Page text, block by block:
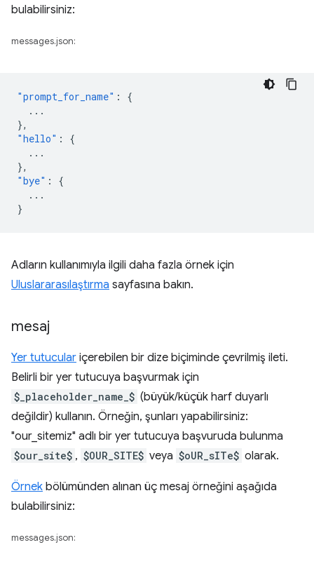
bulabilirsiniz:
messages.json:
"prompt_for_name" :
{
...
},
"hello" :
{
...
},
"bye" :
{
...
}
Adların kullanımıyla ilgili daha fazla örnek için
Uluslararasılaştırma sayfasına bakın.
mesaj
Yer tutucular içerebilen bir dize biçiminde çevrilmiş ileti.
Belirli bir yer tutucuya başvurmak için
$_placeholder_name_$ (büyük/küçük harf duyarlı
değildir) kullanın. Örneğin, şunları yapabilirsiniz:
"our_sitemiz" adlı bir yer tutucuya başvuruda bulunma
$our_site$ , $OUR_SITE$ veya $oUR_sITe$ olarak.
Örnek bölümünden alınan üç mesaj örneğini aşağıda
bulabilirsiniz:
messages.json: